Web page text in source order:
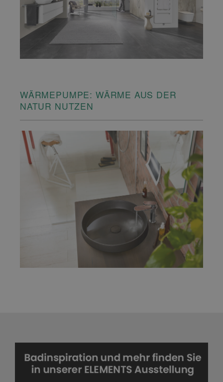
WÄRMEPUMPE: WÄRME AUS DER
NATUR NUTZEN